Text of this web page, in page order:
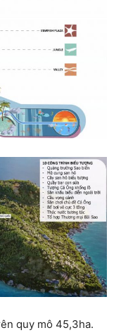
quy mô 45,3ha.